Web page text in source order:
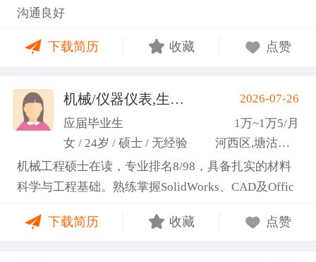
沟通良好
下载简历 收藏 点赞
机械/仪器仪表,生产管理/研发 (高蕾)
2026-07-26
应届毕业生
1万~1万5/月
女 / 24岁 / 硕士 / 无经验
河西区,塘沽区,东丽区
机械工程硕士在读，专业排名8/98，具备扎实的材料
科学与工程基础。熟练掌握SolidWorks、CAD及Offic
2项天津市科研项目，擅长实验设计与数据分析;曾带
下载简历 收藏 点赞